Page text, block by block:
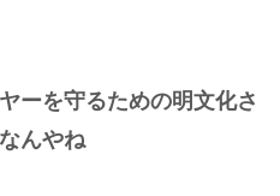
ーを守るための明文化さ
んやね